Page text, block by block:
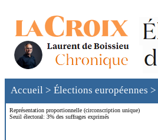
Accueil > Élections européennes >
Représentation proportionnelle (circonscription unique)
Seuil électoral: 3% des suffrages exprimés